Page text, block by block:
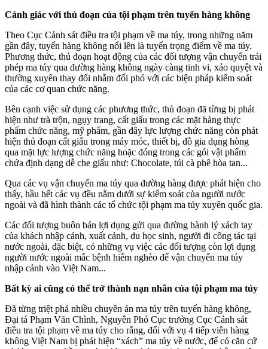
Cảnh giác với thủ đoạn của tội phạm trên tuyến hàng không
Theo Cục Cảnh sát điều tra tội phạm về m‌a tú‌y, trong những năm
gần đây, tuyến hàng không nổi lên là tuyến trọng điểm về m‌a tú‌y.
Phương thức, thủ đoạn hoạt động của các đối tượng vận chuyển trái
phép m‌a tú‌y qua đường hàng không ngày càng tinh vi, xảo quyệt và
thường xuyên thay đổi nhằm đối phó với các biện pháp kiểm soát
của các cơ quan chức năng.
Bên cạnh việc sử dụng các phương thức, thủ đoạn đã từng bị phát
hiện như trà trộn, ngụy trang, cất giấu trong các mặt hàng thực
phẩm chức năng, mỹ phẩm, gần đây lực lượng chức năng còn phát
hiện thủ đoạn cất giấu trong máy móc, thiết bị, đồ gia dụng hòng
qua mặt lực lượng chức năng hoặc đóng trong các gói vật phẩm
chứa định dạng dễ che giấu như: Chocolate, túi cà phê hòa tan...
Qua các vụ vận chuyển m‌a tú‌y qua đường hàng được phát hiện cho
thấy, hầu hết các vụ đều nằm dưới sự kiểm soát của người nước
ngoài và đã hình thành các tổ chức tội phạm m‌a tú‌y xuyên quốc gia.
Các đối tượng buôn bán lợi dụng gửi qua đường hành lý xách tay
của khách nhập cảnh, xuất cảnh, du học sinh, người đi công tác tại
nước ngoài, đặc biệt, có những vụ việc các đối tượng còn lợi dụng
người nước ngoài mắc bệnh hiểm nghèo để vận chuyển m‌a tú‌y
nhập cảnh vào Việt Nam...
Bất kỳ ai cũng có thể trở thành nạn nhân của tội phạm m‌a tú‌y
Đã từng triệt phá nhiều chuyên án m‌a tú‌y trên tuyến hàng không,
Đại tá Phạm Văn Chình, Nguyên Phó Cục trưởng Cục Cảnh sát
điều tra tội phạm về m‌a tú‌y cho rằng, đối với vụ 4 tiế‌p viê‌n hàng
không Việt Nam bị phát hiện “xách” m‌a tú‌y về nước, để có căn cứ